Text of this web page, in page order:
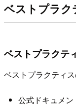
ベストプラク
ベストプラクテ
ベストプラクティ
公式ドキュメン